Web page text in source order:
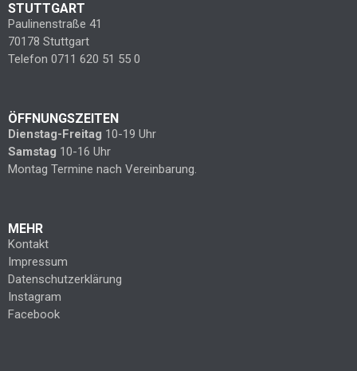
STUTTGART
Paulinenstraße 41
70178 Stuttgart
Telefon 0711 620 51 55 0
ÖFFNUNGSZEITEN
Dienstag-Freitag 10-19 Uhr
Samstag 10-16 Uhr
Montag Termine nach Vereinbarung.
MEHR
Kontakt
Impressum
Datenschutzerklärung
Instagram
Facebook